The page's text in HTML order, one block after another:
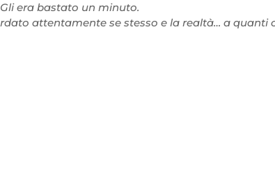
era bastato un minuto.
attentamente se stesso e la realtà… a